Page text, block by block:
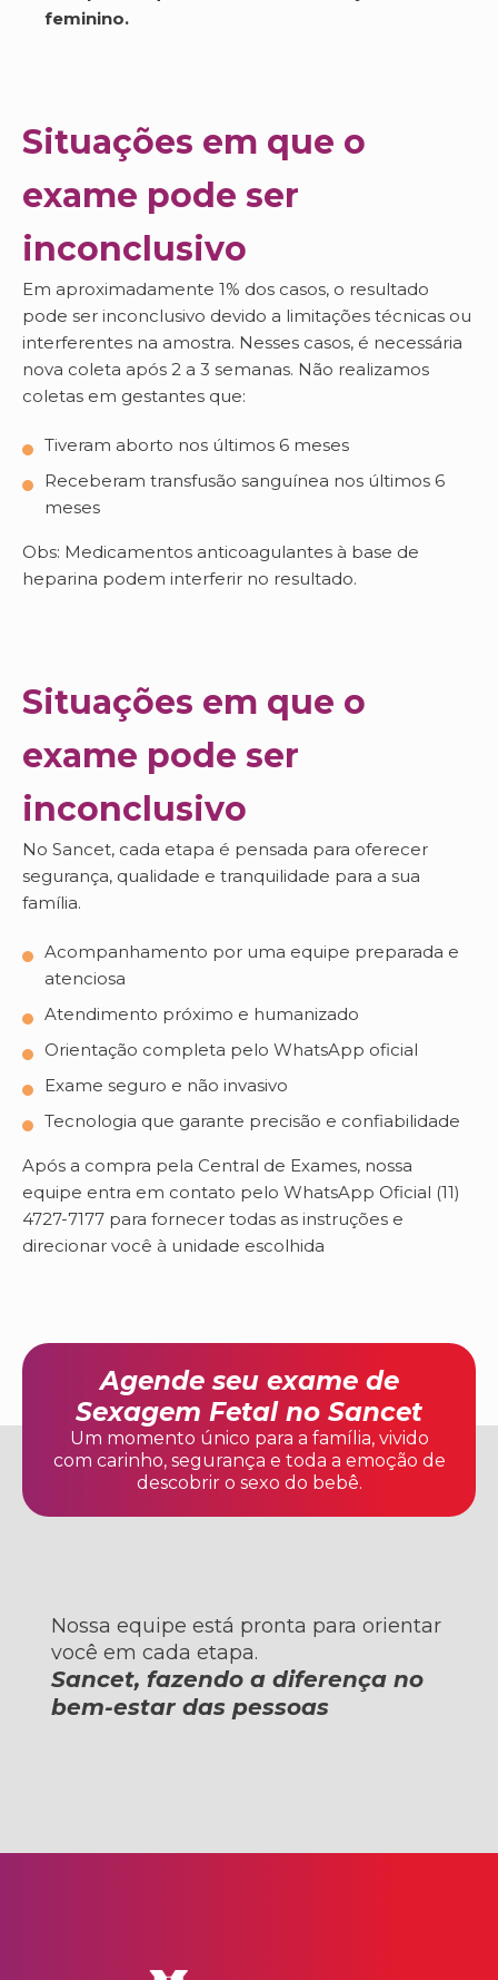
feminino.
Situações em que o
exame pode ser
inconclusivo
Em aproximadamente 1% dos casos, o resultado
pode ser inconclusivo devido a limitações técnicas ou
interferentes na amostra. Nesses casos, é necessária
nova coleta após 2 a 3 semanas. Não realizamos
coletas em gestantes que:
Tiveram aborto nos últimos 6 meses
Receberam transfusão sanguínea nos últimos 6
meses
Obs: Medicamentos anticoagulantes à base de
heparina podem interferir no resultado.
Situações em que o
exame pode ser
inconclusivo
No Sancet, cada etapa é pensada para oferecer
segurança, qualidade e tranquilidade para a sua
família.
Acompanhamento por uma equipe preparada e
atenciosa
Atendimento próximo e humanizado
Orientação completa pelo WhatsApp oficial
Exame seguro e não invasivo
Tecnologia que garante precisão e confiabilidade
Após a compra pela Central de Exames, nossa
equipe entra em contato pelo WhatsApp Oficial (11)
4727-7177 para fornecer todas as instruções e
direcionar você à unidade escolhida
Agende seu exame de
Sexagem Fetal no Sancet
Um momento único para a família, vivido
com carinho, segurança e toda a emoção de
descobrir o sexo do bebê.
Nossa equipe está pronta para orientar
você em cada etapa.
Sancet, fazendo a diferença no
bem-estar das pessoas